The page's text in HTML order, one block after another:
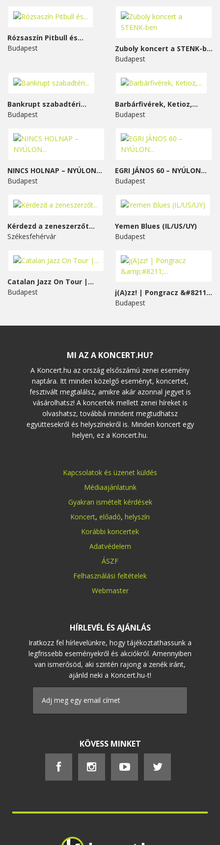
Rózsaszín Pitbull és...
Budapest
Zuboly koncert a STENK-ben
Budapest
Bankrupt szabadtéri...
Budapest
Barbárfivérek, Ketioz,...
Budapest
NINCS HOLNAP – NYÚLON...
Budapest
EGRI JÁNOS 60 – NYÚLON...
Budapest
Kérdezd a zeneszerzőt...
Székesfehérvár
Yemen Blues (IL/US/UY)
Budapest
Catalan Jazz On Tour |...
Budapest
j(A)zz! | Pongracz &#8211;...
Budapest
MI AZ A KONCERT.HU?
A Koncert.hu az ország elsőszámú zenei esemény
naptára. Itt minden közelgő eseményt, koncertet,
fesztivált megtalálsz, amikre akár azonnal jegyet is
vásárolhatsz! A koncertek mellett zenei híreket is
olvashatsz, továbbá mindent megtudhatsz
együttesekről és helyszínekről is. Minden koncert egy
helyen, ez a Koncert.hu.
Kapcsolatok és üzenet küldés
Médiaajánlatunk
Gyakran ismételt kérdések
Koncert, előadó, helyszín
Korábbi koncertek
Adatvédelem
ÁSZF
Felhasználási feltételek
Webmaster
HÍRLEVÉL ÉS AJÁNLÁS
Iratkozz fel hírlevelünkre, hogy tájékoztathassunk a
legfrissebb eseményekről és akciókról. Amennyiben
van ismerősöd, aki szintén rajong a zenék iránt,
ajánld neki a Koncert.hu-t!
KÖVESS MINKET